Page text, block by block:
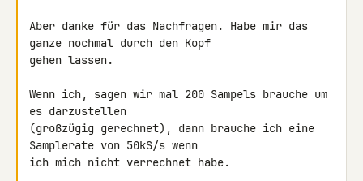
Aber danke für das Nachfragen. Habe mir das
ganze nochmal durch den Kopf
gehen lassen.
Wenn ich, sagen wir mal 200 Sampels brauche um
es darzustellen
(großzügig gerechnet), dann brauche ich eine
Samplerate von 50kS/s wenn
ich mich nicht verrechnet habe.